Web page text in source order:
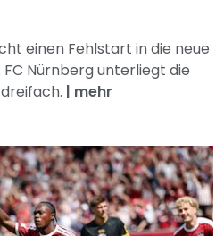
einen Fehlstart in die neue
FC Nürnberg unterliegt die
| mehr